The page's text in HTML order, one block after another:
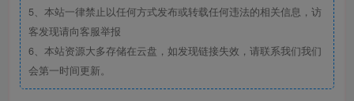
5、本站一律禁止以任何方式发布或转载任何违法的相关信息，访
客发现请向客服举报
6、本站资源大多存储在云盘，如发现链接失效，请联系我们我们
会第一时间更新。